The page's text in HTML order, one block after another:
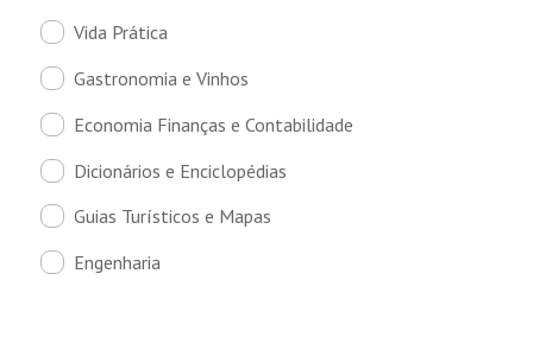
Vida Prática
Gastronomia e Vinhos
Economia Finanças e Contabilidade
Dicionários e Enciclopédias
Guias Turísticos e Mapas
Engenharia